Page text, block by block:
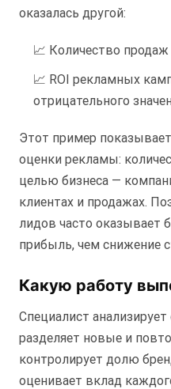
оказалась другой:
📈 Количество продаж
📈 ROI рекламных
отрицательного
Этот пример
оценки рекламы:
целью бизнеса —
клиентах и продажах.
лидов часто оказывает
прибыль, чем снижение
Какую работу
Специалист анализирует
разделяет новые и
контролирует долю
оценивает вклад